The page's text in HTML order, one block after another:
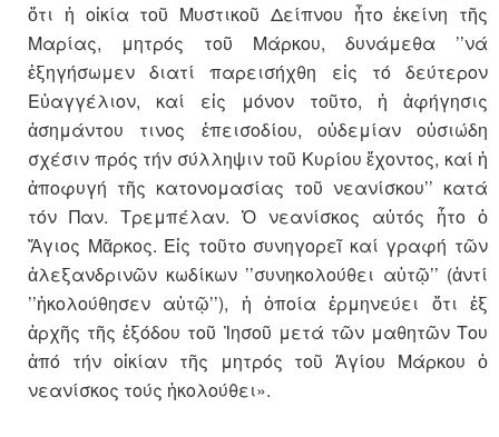
ὅτι ἡ οἰκία τοῦ Μυστικοῦ Δείπνου ἦτο ἐκείνη τῆς
Μαρίας, μητρός τοῦ Μάρκου, δυνάμεθα ’’νά
ἐξηγήσωμεν διατί παρεισήχθη εἰς τό δεύτερον
Εὐαγγέλιον, καί εἰς μόνον τοῦτο, ἡ ἀφήγησις
ἀσημάντου τινος ἐπεισοδίου, οὐδεμίαν οὐσιώδη
σχέσιν πρός τήν σύλληψιν τοῦ Κυρίου ἔχοντος, καί ἡ
ἀποφυγή τῆς κατονομασίας τοῦ νεανίσκου’’ κατά
τόν Παν. Τρεμπέλαν. Ὁ νεανίσκος αὐτός ἦτο ὁ
Ἅγιος Μᾶρκος. Εἰς τοῦτο συνηγορεῖ καί γραφή τῶν
ἀλεξανδρινῶν κωδίκων ’’συνηκολούθει αὐτῷ’’ (ἀντί
’’ἠκολούθησεν αὐτῷ’’), ἡ ὁποία ἑρμηνεύει ὅτι ἐξ
ἀρχῆς τῆς ἐξόδου τοῦ Ἰησοῦ μετά τῶν μαθητῶν Του
ἀπό τήν οἰκίαν τῆς μητρός τοῦ Ἁγίου Μάρκου ὁ
νεανίσκος τούς ἠκολούθει».